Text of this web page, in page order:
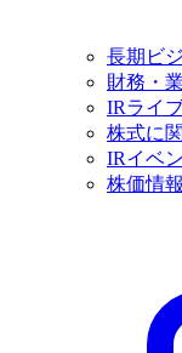
長期ビ
財務・
IRライ
株式に
IRイベ
株価情報